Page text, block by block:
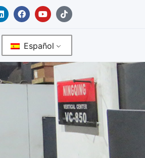
L
i
k
i
n
F
a
e
b
o
o
k
Y
o
t
u
b
e
T
i
t
Español